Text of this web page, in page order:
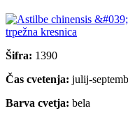
Šifra: 1390
Čas cvetenja: julij-
Barva cvetja: bela